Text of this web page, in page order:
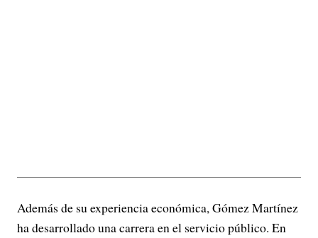
Además de su experiencia económica, Gómez Martínez
ha desarrollado una carrera en el servicio público. En